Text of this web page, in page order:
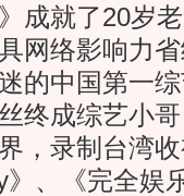
成就了20岁
网络影响力
的中国第一
终成综艺小
，录制台湾
、《完全娱